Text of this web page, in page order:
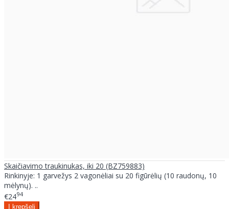
Skaičiavimo traukinukas, iki 20 (BZ759883)
Rinkinyje: 1 garvežys 2 vagonėliai su 20 figūrėlių (10 raudonų, 10
mėlynų). ..
€2494